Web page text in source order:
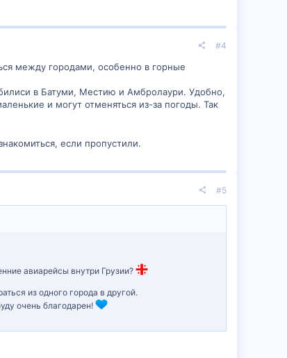
#4
между городами, особенно в горные
в Батуми, Местию и Амбролаури. Удобно,
и могут отменяться из-за погоды. Так
если пропустили.
#5
авиарейсы внутри Грузии?
из одного города в другой.
очень благодарен!